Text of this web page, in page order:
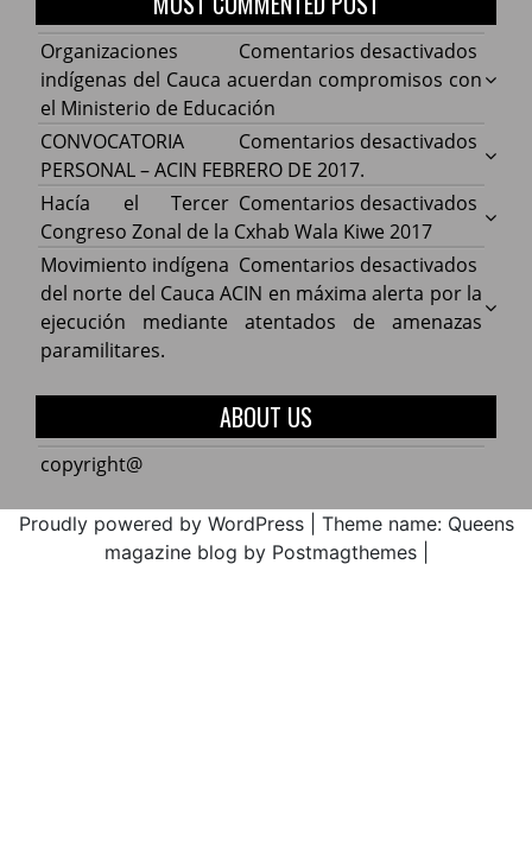
Comentarios desactivados
Cauca
con
de
Organizaciones
indígenas del Cauca acuerdan compromisos con
el Ministerio de Educación
Comentarios desactivados
ACIN
DE
CONVOCATORIA
PERSONAL – ACIN FEBRERO DE 2017.
Comentarios desactivados
Hacía
la
2017
Hacía el Tercer
Congreso Zonal de la Cxhab Wala Kiwe 2017
Comentarios desactivados
Cauca
Movimiento indígena
del norte del Cauca ACIN en máxima alerta por la
ejecución mediante atentados de amenazas
paramilitares.
ABOUT US
copyright@
Proudly powered by WordPress
Theme name: Queens
magazine blog by Postmagthemes